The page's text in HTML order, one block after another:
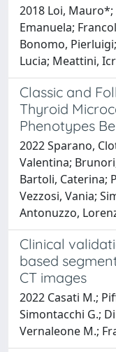
2018 Loi,
Emanuela;
Bonomo,
Lucia; Meattini,
Classic and
Thyroid
Phenotypes
2022 Sparano,
Valentina;
Bartoli, Caterina;
Vezzosi, Vania;
Antonuzzo,
Clinical
based
CT images
2022 Casati M.;
Simontacchi G.;
Vernaleone M.;